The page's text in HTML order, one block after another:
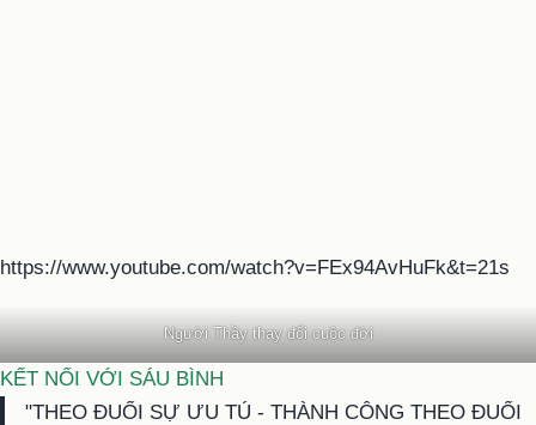
https://www.youtube.com/watch?v=FEx94AvHuFk&t=21s
Người Thầy thay đổi cuộc đời
KẾT NỐI VỚI SÁU BÌNH
"THEO ĐUỔI SỰ ƯU TÚ - THÀNH CÔNG THEO ĐUỔI